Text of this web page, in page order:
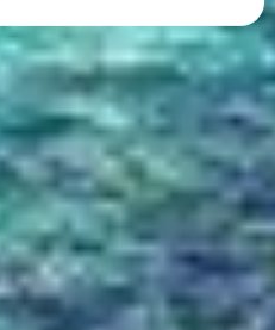
tätä verkkosivustoa/sovellusta.
Vendors)
ja/tai